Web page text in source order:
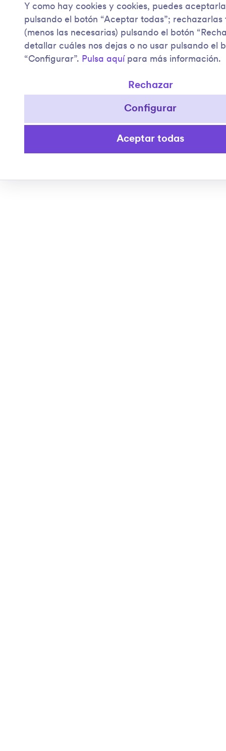
Y como hay cookies y cookies, puedes
pulsando el botón “Aceptar todas”; rechazarlas
(menos las necesarias) pulsando el botón
detallar cuáles nos dejas o no usar pulsando el
“Configurar”. Pulsa aquí para más información.
Rechazar
Configurar
Aceptar todas